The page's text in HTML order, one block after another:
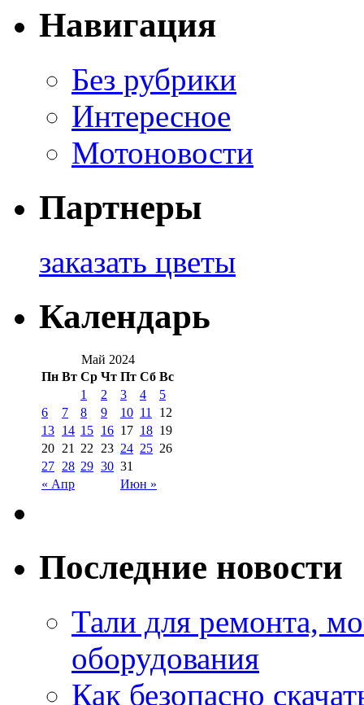
Навигация
Без рубрики
Интересное
Мотоновости
Партнеры
заказать цветы
Календарь
Май 2024
Пн Вт Ср Чт Пт Сб Вс
« Апр Июн »
1 2 3 4
5
6
7 8 9 10 11
12
13 14 15 16 17 18 19
20 21 22 23 24 25 26
27 28 29 30 31
Последние новости
Тали для ремонта,
оборудования
Как безопасно